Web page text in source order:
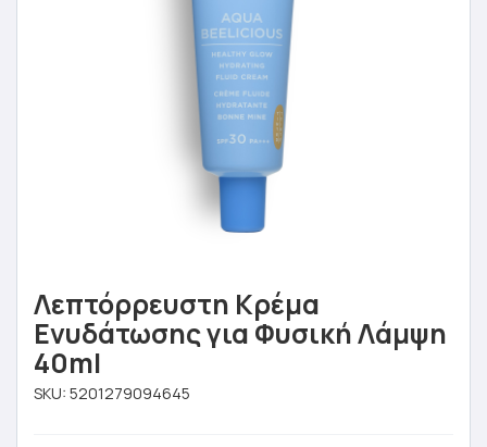
Λεπτόρρευστη Κρέμα
Ενυδάτωσης για Φυσική Λάμψη
40ml
SKU: 5201279094645